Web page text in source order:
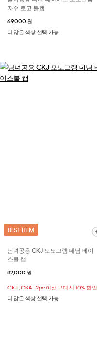
자수 로고 볼캡
69,000 원
더 많은 색상 선택 가능
BEST ITEM
남녀공용 CKJ 모노그램 데님 베이
스볼 캡
82,000 원
CKJ , CKA : 2pc 이상 구매 시 10% 할인
더 많은 색상 선택 가능